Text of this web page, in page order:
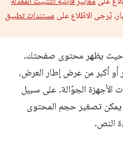
يُرجى الاطّلاع على مستندات تطبيق
حيث يظهر محتوى صفحتك.
أكبر من عرض إطار العرض،
الجوّالة. على سبيل
يمكن تصغير حجم المحتوى
النص.